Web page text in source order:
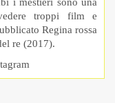
troppi film e
Regina rossa
re (2017).